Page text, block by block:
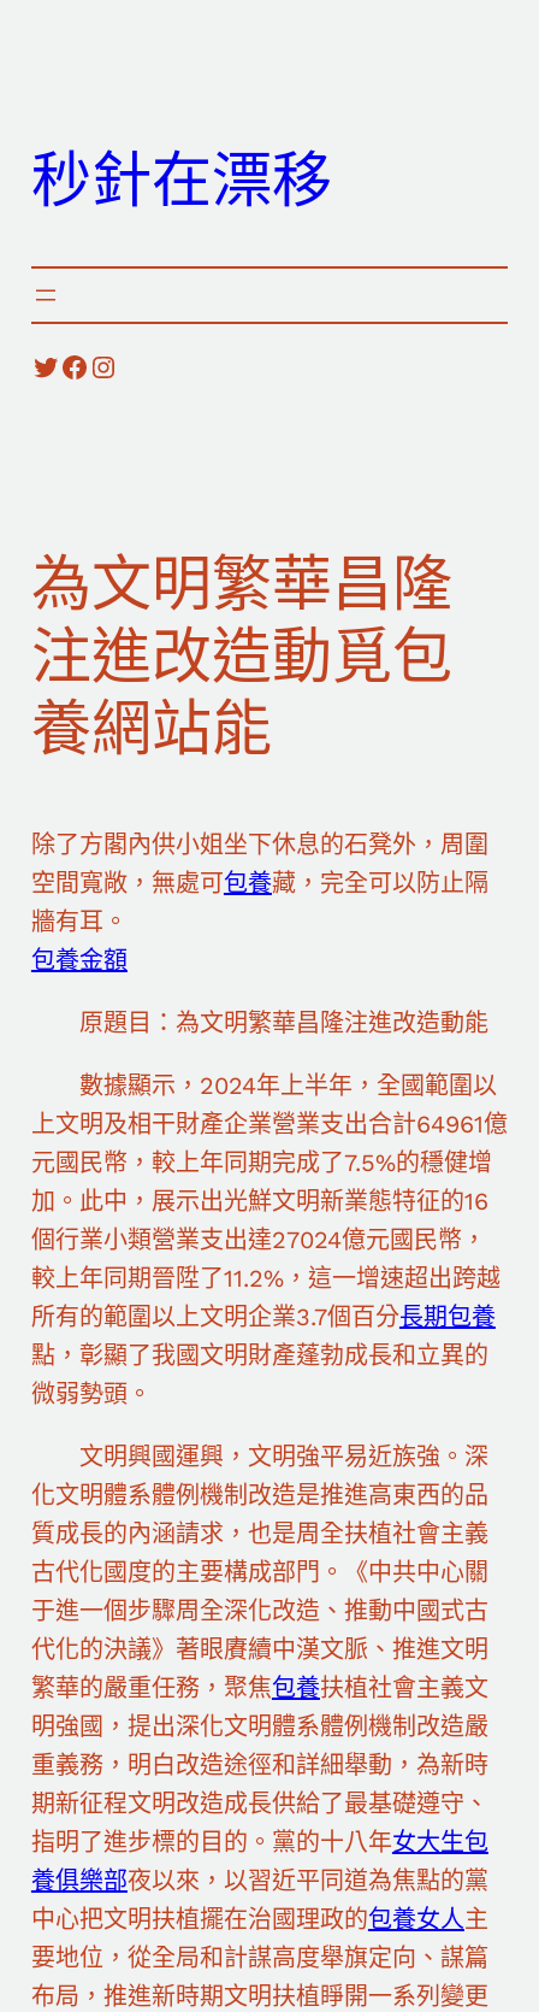
秒針在漂移
X Facebook Instagram
為文明繁華昌隆
注進改造動覓包
養網站能
除了方閣內供小姐坐下休息的石凳外，周圍
空間寬敞，無處可包養藏，完全可以防止隔
牆有耳。
包養金額
原題目：為文明繁華昌隆注進改造動能
數據顯示，2024年上半年，全國範圍以
上文明及相干財產企業營業支出合計64961億
元國民幣，較上年同期完成了7.5%的穩健增
加。此中，展示出光鮮文明新業態特征的16
個行業小類營業支出達27024億元國民幣，
較上年同期晉陞了11.2%，這一增速超出跨越
所有的範圍以上文明企業3.7個百分長期包養
點，彰顯了我國文明財產蓬勃成長和立異的
微弱勢頭。
文明興國運興，文明強平易近族強。深
化文明體系體例機制改造是推進高東西的品
質成長的內涵請求，也是周全扶植社會主義
古代化國度的主要構成部門。《中共中心關
于進一個步驟周全深化改造、推動中國式古
代化的決議》著眼賡續中漢文脈、推進文明
繁華的嚴重任務，聚焦包養扶植社會主義文
明強國，提出深化文明體系體例機制改造嚴
重義務，明白改造途徑和詳細舉動，為新時
期新征程文明改造成長供給了最基礎遵守、
指明了進步標的目的。黨的十八年女大生包
養俱樂部夜以來，以習近平同道為焦點的黨
中心把文明扶植擺在治國理政的包養女人主
要地位，從全局和計謀高度舉旗定向、謀篇
布局，推進新時期文明扶植睜開一系列變更